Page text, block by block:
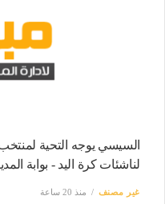
السيسي يوجه التحية
لناشئات كرة اليد - بوابة
غير مصنف منذ 20 ساعة